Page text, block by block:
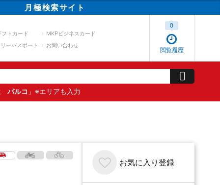
月極検索サイト
フトカード
MKPビジネスカード
ーパスポート
お問い合わせ
閲覧履歴
0
パルコ 」※エリアも入力
お気に入り 登録